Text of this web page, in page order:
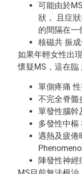
可能由於
狀， 且症
的間隔在一
核磁共 振
如果年輕女性出
懷疑MS，這在臨
單側疼痛 性
不完全脊髓
單發性腦幹
多發性中樞
遇熱及疲倦
陣發性神經